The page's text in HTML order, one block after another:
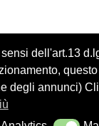
dell'art.13
degli annunci)
Policy